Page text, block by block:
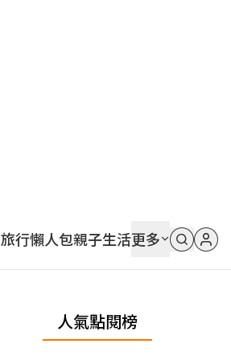
旅行懶人包親子生活更多
人氣點閱榜